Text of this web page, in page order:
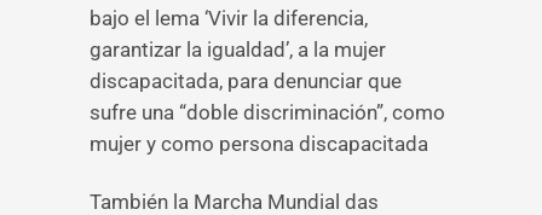
bajo el lema ‘Vivir la diferencia,
garantizar la igualdad’, a la mujer
discapacitada, para denunciar que
sufre una “doble discriminación”, como
mujer y como persona discapacitada
También la Marcha Mundial das